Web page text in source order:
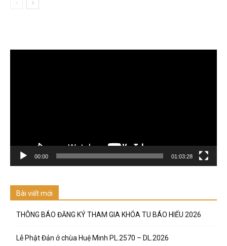
00:00 01:03:28
Bài viết mới
THÔNG BÁO ĐĂNG KÝ THAM GIA KHÓA TU BÁO HIẾU 2026
Lễ Phật Đản ở chùa Huệ Minh PL.2570 – DL.2026